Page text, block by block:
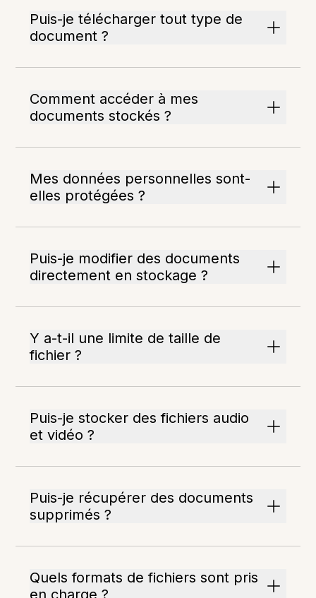
Puis-je télécharger tout type de
document ?
Comment accéder à mes
documents stockés ?
Mes données personnelles sont-
elles protégées ?
Puis-je modifier des documents
directement en stockage ?
Y a-t-il une limite de taille de
fichier ?
Puis-je stocker des fichiers audio
et vidéo ?
Puis-je récupérer des documents
supprimés ?
Quels formats de fichiers sont pris
en charge ?